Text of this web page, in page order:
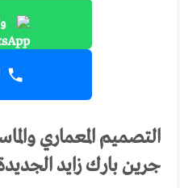
التصميم المعماري
جرين بارك زايد